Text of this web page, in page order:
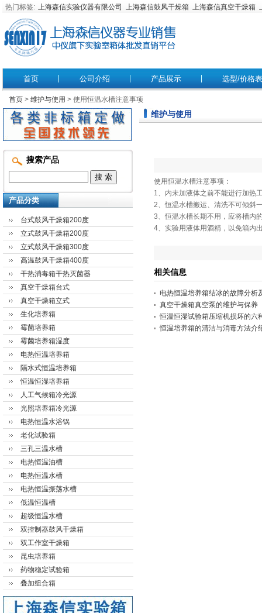
热门标签: 上海森信实验仪器有限公司 上海森信鼓风干燥箱 上海森信真空干燥箱
首页 公司介绍 产品展示 选型/价格表
首页 > 维护与使用 > 使用恒温水槽注意事项
维护与使用
使用恒温水槽注意事项：
1、内未加液体之前不能进行加热
2、恒温水槽搬运、清洗不可倾斜
3、恒温水槽长期不用，应将槽内
4、实验用液体用酒精，以免箱内
相关信息
电热恒温培养箱结冰的故障分析
真空干燥箱真空泵的维护与保养
恒温恒湿试验箱压缩机损坏的六
恒温培养箱的清洁与消毒方法介
搜索产品
产品分类
台式鼓风干燥箱200度
立式鼓风干燥箱200度
立式鼓风干燥箱300度
高温鼓风干燥箱400度
干热消毒箱干热灭菌器
真空干燥箱台式
真空干燥箱立式
生化培养箱
霉菌培养箱
霉菌培养箱湿度
电热恒温培养箱
隔水式恒温培养箱
恒温恒湿培养箱
人工气候箱冷光源
光照培养箱冷光源
电热恒温水浴锅
老化试验箱
三孔三温水槽
电热恒温油槽
电热恒温水槽
电热恒温振荡水槽
低温恒温槽
超级恒温水槽
双控制器鼓风干燥箱
双工作室干燥箱
昆虫培养箱
药物稳定试验箱
叠加组合箱